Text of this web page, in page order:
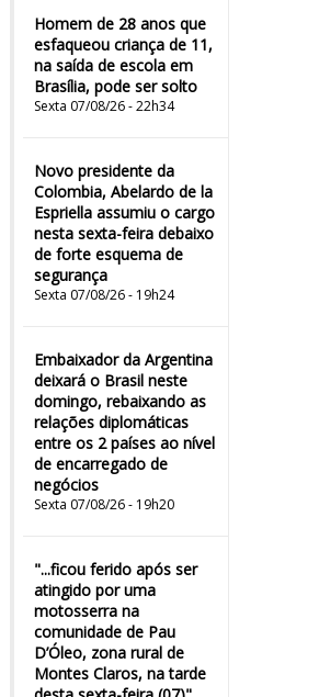
Homem de 28 anos que
esfaqueou criança de 11,
na saída de escola em
Brasília, pode ser solto
Sexta 07/08/26 - 22h34
Novo presidente da
Colombia, Abelardo de la
Espriella assumiu o cargo
nesta sexta-feira debaixo
de forte esquema de
segurança
Sexta 07/08/26 - 19h24
Embaixador da Argentina
deixará o Brasil neste
domingo, rebaixando as
relações diplomáticas
entre os 2 países ao nível
de encarregado de
negócios
Sexta 07/08/26 - 19h20
"...ficou ferido após ser
atingido por uma
motosserra na
comunidade de Pau
D’Óleo, zona rural de
Montes Claros, na tarde